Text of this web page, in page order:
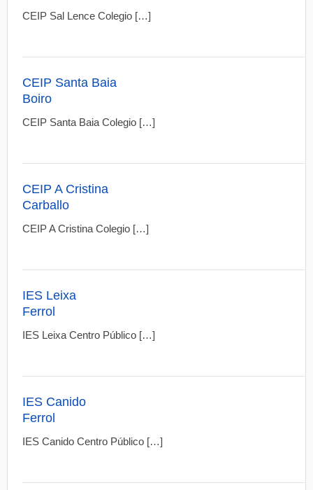
CEIP Sal Lence Colegio […]
CEIP Santa Baia
Boiro
CEIP Santa Baia Colegio […]
CEIP A Cristina
Carballo
CEIP A Cristina Colegio […]
IES Leixa
Ferrol
IES Leixa Centro Público […]
IES Canido
Ferrol
IES Canido Centro Público […]